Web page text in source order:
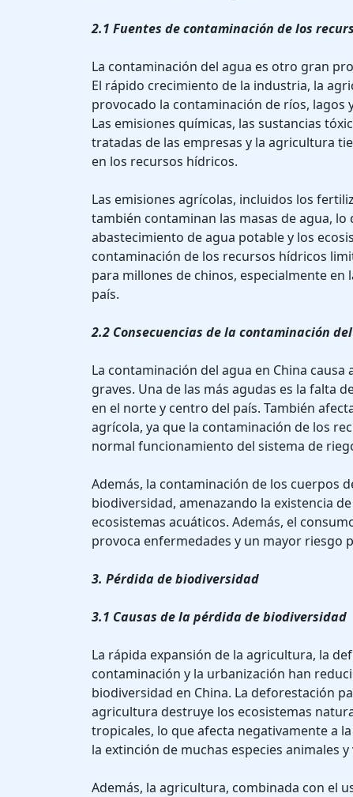
2.1 Fuentes de contaminación de los
La contaminación del agua es otro gran
El rápido crecimiento de la industria, la
provocado la contaminación de ríos, lagos
Las emisiones químicas, las sustancias
tratadas de las empresas y la agricultura
en los recursos hídricos.
Las emisiones agrícolas, incluidos los
también contaminan las masas de agua,
abastecimiento de agua potable y los
contaminación de los recursos hídricos
para millones de chinos, especialmente en
país.
2.2 Consecuencias de la contaminación
La contaminación del agua en China causa
graves. Una de las más agudas es la falta
en el norte y centro del país. También
agrícola, ya que la contaminación de los
normal funcionamiento del sistema de
Además, la contaminación de los cuerpos
biodiversidad, amenazando la existencia
ecosistemas acuáticos. Además, el
provoca enfermedades y un mayor riesgo
3. Pérdida de biodiversidad
3.1 Causas de la pérdida de biodiversidad
La rápida expansión de la agricultura, la
contaminación y la urbanización han
biodiversidad en China. La deforestación
agricultura destruye los ecosistemas
tropicales, lo que afecta negativamente a
la extinción de muchas especies animales
Además, la agricultura, combinada con el